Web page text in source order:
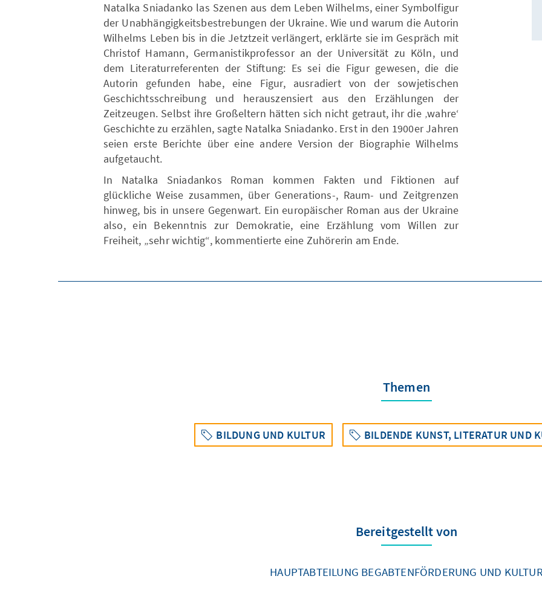
Natalka Sniadanko las Szenen aus dem Leben Wilhelms, einer Symbolfigur
der Unabhängigkeitsbestrebungen der Ukraine. Wie und warum die Autorin
Wilhelms Leben bis in die Jetztzeit verlängert, erklärte sie im Gespräch mit
Christof Hamann, Germanistikprofessor an der Universität zu Köln, und
dem Literaturreferenten der Stiftung: Es sei die Figur gewesen, die die
Autorin gefunden habe, eine Figur, ausradiert von der sowjetischen
Geschichtsschreibung und herauszensiert aus den Erzählungen der
Zeitzeugen. Selbst ihre Großeltern hätten sich nicht getraut, ihr die ‚wahre‘
Geschichte zu erzählen, sagte Natalka Sniadanko. Erst in den 1900er Jahren
seien erste Berichte über eine andere Version der Biographie Wilhelms
aufgetaucht.
In Natalka Sniadankos Roman kommen Fakten und Fiktionen auf
glückliche Weise zusammen, über Generations-, Raum- und Zeitgrenzen
hinweg, bis in unsere Gegenwart. Ein europäischer Roman aus der Ukraine
also, ein Bekenntnis zur Demokratie, eine Erzählung vom Willen zur
Freiheit, „sehr wichtig“, kommentierte eine Zuhörerin am Ende.
Themen
BILDUNG UND KULTUR BILDENDE KUNST, LITERATUR UND
Bereitgestellt von
HAUPTABTEILUNG BEGABTENFÖRDERUNG UND